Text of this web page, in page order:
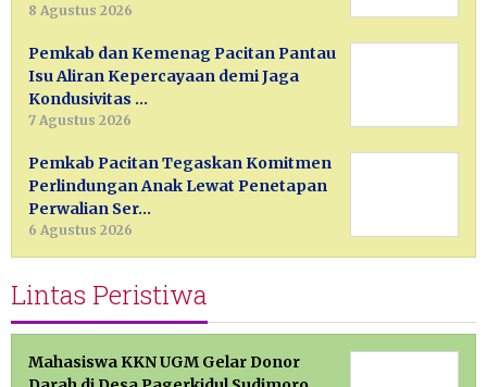
8 Agustus 2026
Pemkab dan Kemenag Pacitan Pantau
Isu Aliran Kepercayaan demi Jaga
Kondusivitas …
7 Agustus 2026
Pemkab Pacitan Tegaskan Komitmen
Perlindungan Anak Lewat Penetapan
Perwalian Ser…
6 Agustus 2026
Lintas Peristiwa
Mahasiswa KKN UGM Gelar Donor